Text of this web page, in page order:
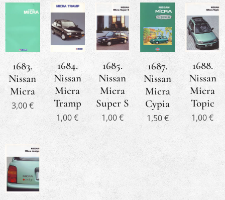
1683.
Nissan
Micra
3,00€
1684.
Nissan
Micra
Tramp
1,00€
1685.
Nissan
Micra
Super S
1,00€
1687.
Nissan
Micra
Cypia
1,50€
1688.
Nissan
Micra
Topic
1,00€